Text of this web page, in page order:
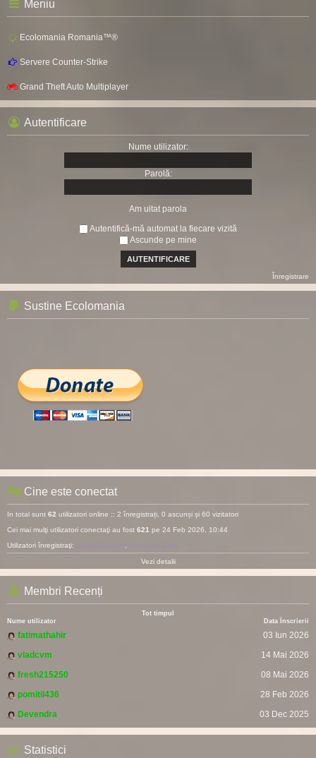
Meniu
Ecolomania Romania™®
Servere Counter-Strike
Grand Theft Auto Multiplayer
Autentificare
Nume utilizator:
Parolă:
Am uitat parola
Autentifică-mă automat la fiecare vizită
Ascunde pe mine
Înregistrare
Sustine Ecolomania
Cine este conectat
In total sunt 62 utilizatori online :: 2 înregistrați, 0 ascunși și 60 vizitatori
Cei mai mulţi utilizatori conectaţi au fost 621 pe 24 Feb 2026, 10:44
Utilizatori înregistraţi:
Vezi detalii
Membri Recenți
Tot timpul
Nume utilizator
Data Înscrierii
fatimathahir
03 Iun 2026
vladcvm
14 Mai 2026
fresh215250
08 Mai 2026
pomitil436
28 Feb 2026
Devendra
03 Dec 2025
Statistici